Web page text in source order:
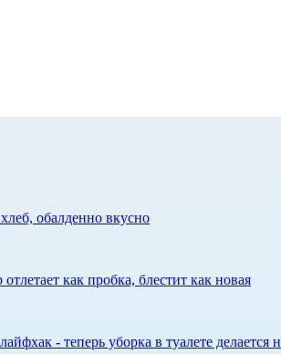
обалденно вкусно
как пробка, блестит как новая
- теперь уборка в туалете делается